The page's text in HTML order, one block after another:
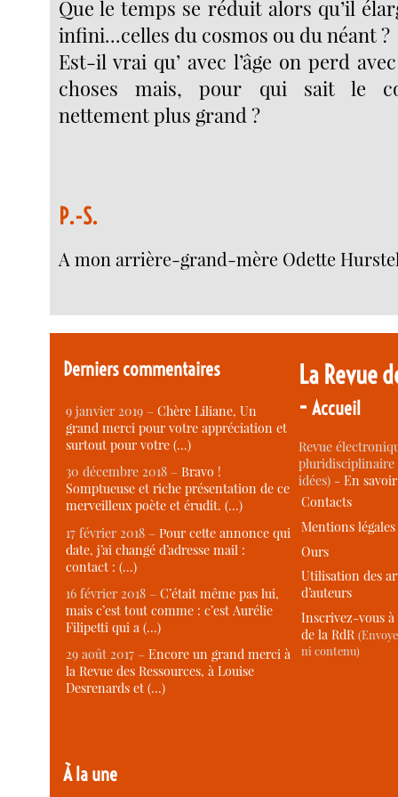
Que le temps se réduit alors qu’il
infini...celles du cosmos ou du néant ?
Est-il vrai qu’ avec l’âge on perd
choses mais, pour qui sait le
nettement plus grand ?
P.-S.
A mon arrière-grand-mère Odette
Derniers commentaires
9 janvier 2019 –Chère Liliane, Un
grand merci pour votre appréciation et
surtout pour votre (…)
30 décembre 2018 –Bravo !
Somptueuse et riche présentation de ce
merveilleux poète et érudit. (…)
17 février 2018 –Pour cette annonce qui
date, j’ai changé d’adresse mail :
contact : (…)
16 février 2018 –C’était même pas lui,
mais c’est tout comme : c’est Aurélie
Filipetti qui a (…)
29 août 2017 –Encore un grand merci à
la Revue des Ressources, à Louise
Desrenards et (…)
À la une
La Revue
-Accueil
Revue
idées) -En
Contacts
Mentions légales
Ours
Utilisation des
d’auteurs
Inscrivez-vous
de la RdR
ni contenu)